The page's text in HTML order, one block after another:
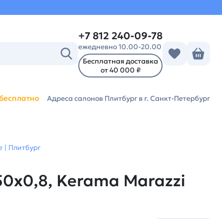
+7 812 240-09-78
ежедневно 10.00-20.00
Бесплатная доставка
от 40 000 ₽
Адреса салонов Плитбург в г. Санкт-Петербург
| Плитбург
Kerama Marazzi